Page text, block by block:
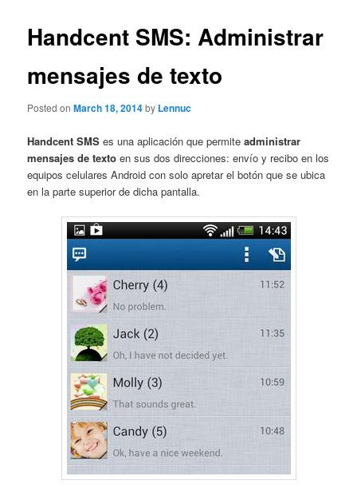
Handcent SMS: Administrar
mensajes de texto
Posted onMarch 18, 2014by Lennuc
Handcent SMS es una aplicación que permiteadministrar
mensajes de texto en sus dos direcciones: envío y recibo en los
equipos celulares Android con solo apretar el botón que se ubica
en la parte superior de dicha pantalla.